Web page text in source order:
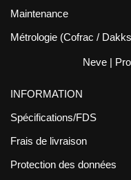
Maintenance
Métrologie (Cofrac /
Neve |
INFORMATION
Spécifications/FDS
Frais de livraison
Protection des données